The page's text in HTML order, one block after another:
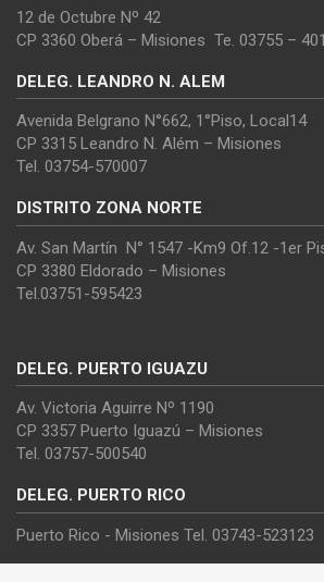
12 de Octubre Nº 42
CP 3360 Oberá – Misiones Te. 03755 –
DELEG. LEANDRO N. ALEM
Avenida Belgrano N°662, 1°Piso, Local14
CP 3315 Leandro N. Além – Misiones
Tel. 03754-570007
DISTRITO ZONA NORTE
Av. San Martín N° 1547 -Km9 Of.12 -1er
CP 3380 Eldorado – Misiones
Tel.03751-595423
DELEG. PUERTO IGUAZU
Av. Victoria Aguirre Nº 1190
CP 3357 Puerto Iguazú – Misiones
Tel. 03757-500540
DELEG. PUERTO RICO
Puerto Rico - Misiones Tel. 03743-523123